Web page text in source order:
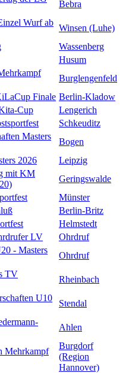
Bebra
Wurf ab
Winsen (Luhe)
Wassenberg
Husum
Burglengenfeld
Finale Berlin-Kladow
Cup
Lengerich
Schkeuditz
Masters
Bogen
2026
Leipzig
mit KM
Geringswalde
Münster
Berlin-Britz
Helmstedt
LV
Ohrdruf
- Masters
Ohrdruf
TV
Rheinbach
U10
Stendal
Ahlen
Mehrkampf
Burgdorf
(Region
Hannover)